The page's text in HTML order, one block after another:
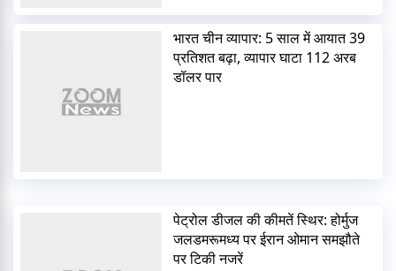
भारत चीन व्यापार: 5 साल में आयात 39
प्रतिशत बढ़ा, व्यापार घाटा 112 अरब
डॉलर पार
पेट्रोल डीजल की कीमतें स्थिर: होर्मुज
जलडमरूमध्य पर ईरान ओमान समझौते
पर टिकी नजरें